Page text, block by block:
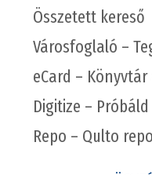
Összetett kereső
Városfoglaló –
eCard –
Digitize –
Repo – Qulto